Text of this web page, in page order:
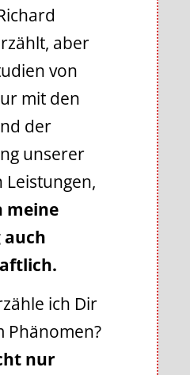
aber
von
mit den
der
unserer
meine
ich Dir
Phänomen?
nur